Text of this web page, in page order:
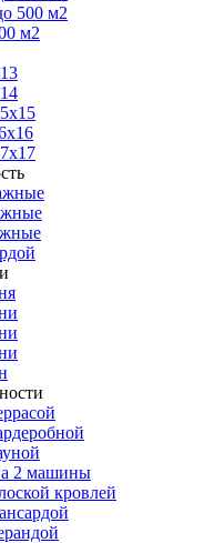
500 м2
м2
2 машины
кровлей